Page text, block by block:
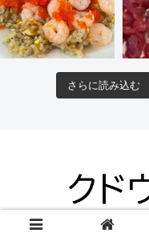
さらに読み込む
©